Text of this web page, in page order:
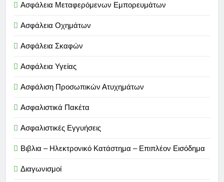
Ασφάλεια Μεταφερόμενων Εμπορευμάτων
Ασφάλεια Οχημάτων
Ασφάλεια Σκαφών
Ασφάλεια Υγείας
Ασφάλιση Προσωπικών Ατυχημάτων
Ασφαλιστικά Πακέτα
Ασφαλιστικές Εγγυήσεις
Βιβλια – Ηλεκτρονικό Κατάστημα – Επιπλέον Εισόδημα
Διαγωνισμοί